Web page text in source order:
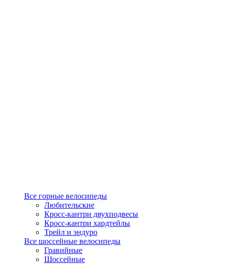
Все горные велосипеды
Любительские
Кросс-кантри двухподвесы
Кросс-кантри хардтейлы
Трейл и эндуро
Все шоссейные велосипеды
Гравийные
Шоссейные